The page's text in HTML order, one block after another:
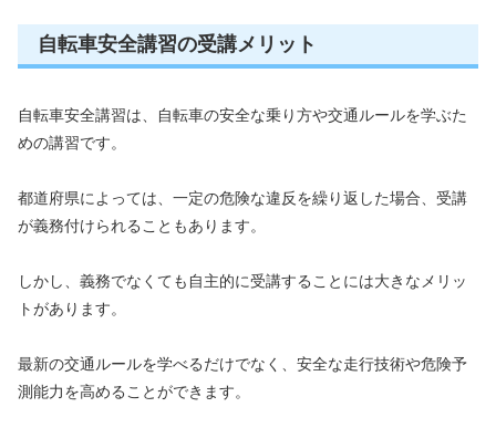
自転車安全講習の受講メリット
自転車安全講習は、自転車の安全な乗り方や交通ルールを学ぶた
めの講習です。
都道府県によっては、一定の危険な違反を繰り返した場合、受講
が義務付けられることもあります。
しかし、義務でなくても自主的に受講することには大きなメリッ
トがあります。
最新の交通ルールを学べるだけでなく、安全な走行技術や危険予
測能力を高めることができます。